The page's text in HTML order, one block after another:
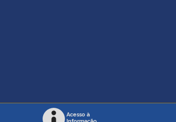
Acesso à